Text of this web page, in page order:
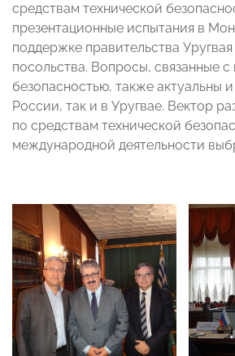
средствам технической
презентационные испытания в
поддержке правительства
посольства. Вопросы, связанные
безопасностью, также актуальны
России, так и в Уругвае. Вектор
по средствам технической
международной деятельности